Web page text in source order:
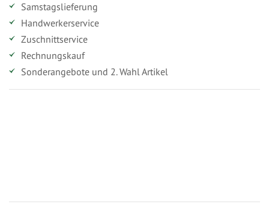
Samstagslieferung
Handwerkerservice
Zuschnittservice
Rechnungskauf
Sonderangebote und 2. Wahl Artikel